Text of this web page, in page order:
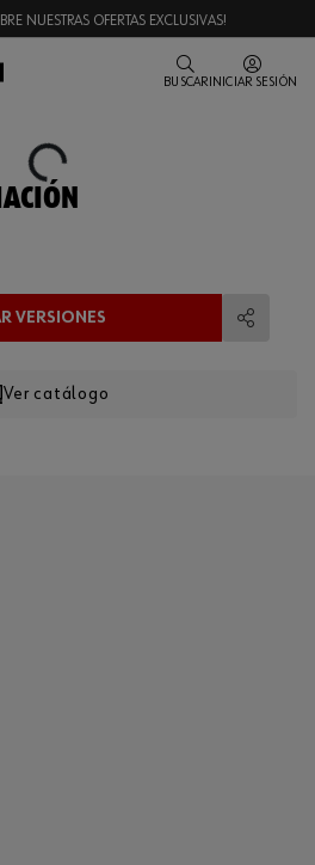
NUESTRAS OFERTAS EXCLUSIVAS!
BUSCAR INICIAR SESIÓN
Loading...
VERSIONES
Ver catálogo